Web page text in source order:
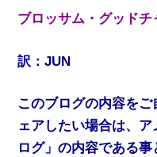
ブロッサム・グッドチ
訳：JUN
このブログの内容を
ェアしたい場合は、
ログ」の内容である